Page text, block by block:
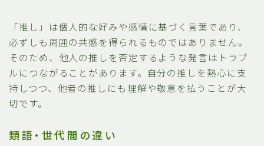
「推し」は個人的な好みや感情に基づく言葉であり、
必ずしも周囲の共感を得られるものではありません。
そのため、他人の推しを否定するような発言はトラブ
ルにつながることがあります。自分の推しを熱心に支
持しつつ、他者の推しにも理解や敬意を払うことが大
切です。
類語・世代間の違い